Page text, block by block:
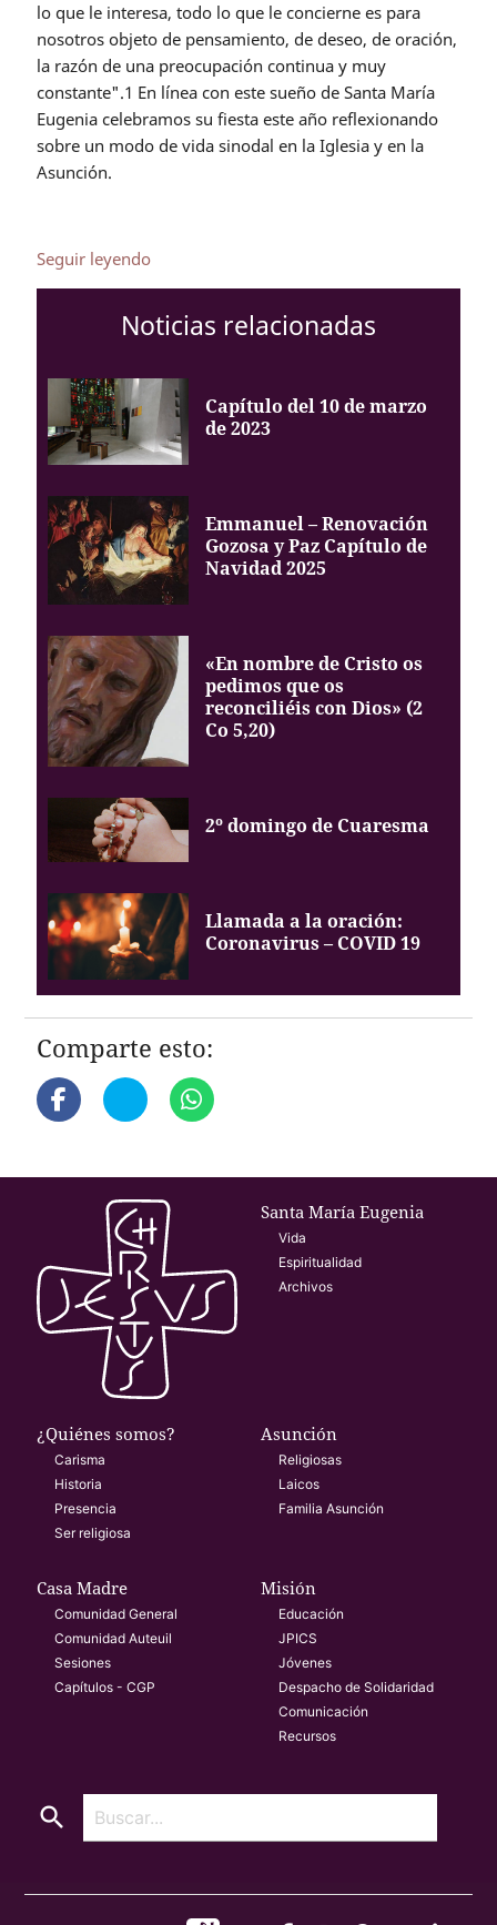
lo que le interesa, todo lo que le concierne es para
nosotros objeto de pensamiento, de deseo, de oración,
la razón de una preocupación continua y muy
constante".1 En línea con este sueño de Santa María
Eugenia celebramos su fiesta este año reflexionando
sobre un modo de vida sinodal en la Iglesia y en la
Asunción.
Seguir leyendo
Noticias relacionadas
Capítulo del 10 de marzo
de 2023
Emmanuel – Renovación
Gozosa y Paz Capítulo de
Navidad 2025
«En nombre de Cristo os
pedimos que os
reconciliéis con Dios» (2
Co 5,20)
2º domingo de Cuaresma
Llamada a la oración:
Coronavirus – COVID 19
Comparte esto:
Santa María Eugenia
Vida
Espiritualidad
Archivos
¿Quiénes somos?
Carisma
Historia
Presencia
Ser religiosa
Asunción
Religiosas
Laicos
Familia Asunción
Casa Madre
Comunidad General
Comunidad Auteuil
Sesiones
Capítulos - CGP
Misión
Educación
JPICS
Jóvenes
Despacho de Solidaridad
Comunicación
Recursos
search